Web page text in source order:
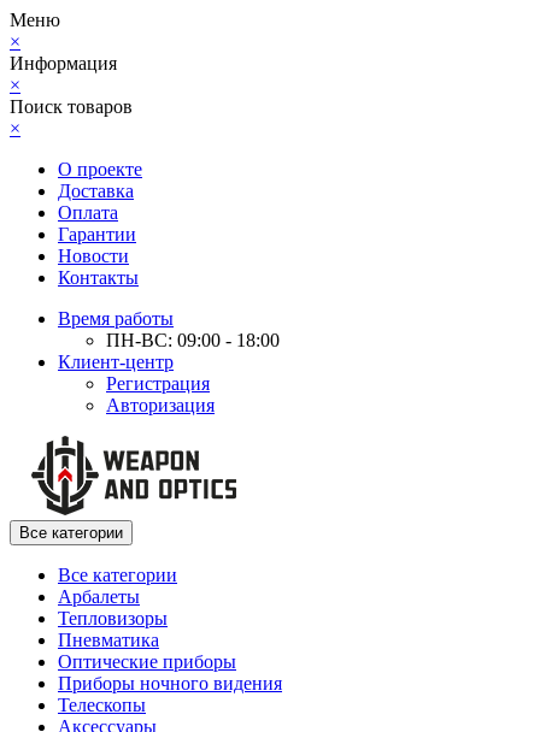
Меню
×
Информация
×
Поиск товаров
×
О проекте
Доставка
Оплата
Гарантии
Новости
Контакты
Время работы
ПН-ВС: 09:00 - 18:00
Клиент-центр
Регистрация
Авторизация
Все категории
Все категории
Арбалеты
Тепловизоры
Пневматика
Оптические приборы
Приборы ночного видения
Телескопы
Аксессуары